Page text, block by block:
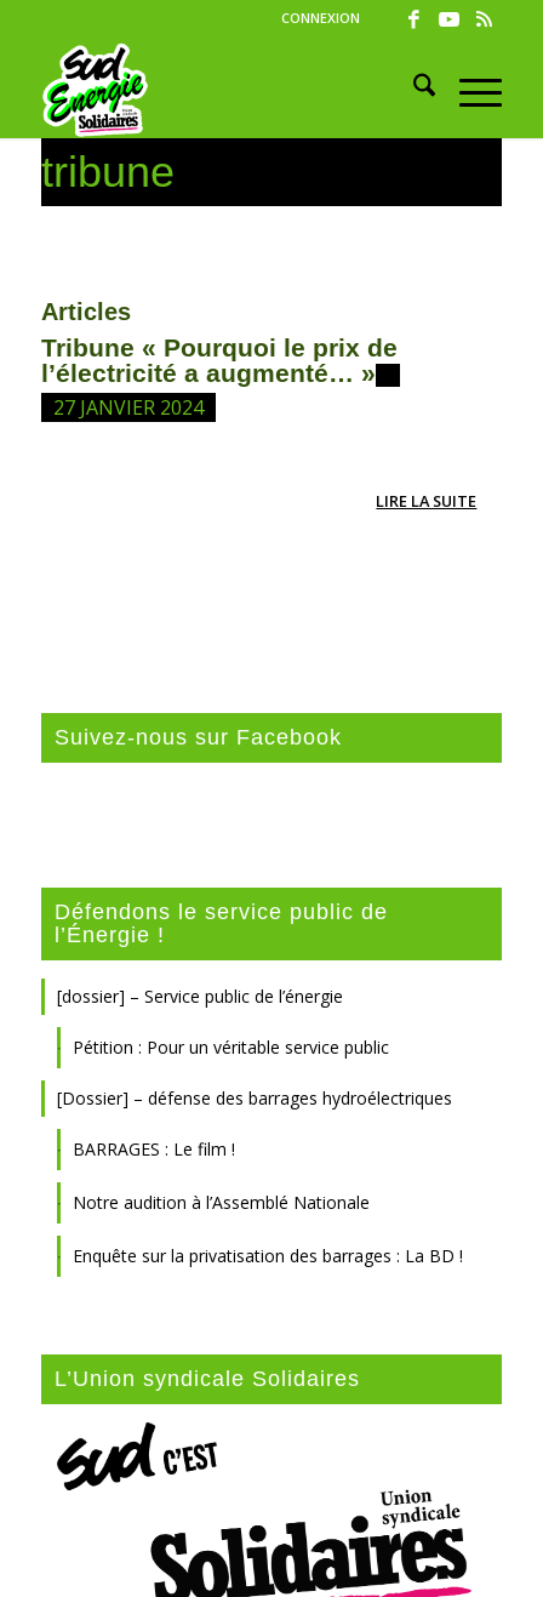
CONNEXION
tribune
Articles
Tribune « Pourquoi le prix de
l’électricité a augmenté… »
27 JANVIER 2024
LIRE LA SUITE
Suivez-nous sur Facebook
Défendons le service public de
l’Énergie !
[dossier] – Service public de l’énergie
Pétition : Pour un véritable service public
[Dossier] – défense des barrages hydroélectriques
BARRAGES : Le film !
Notre audition à l’Assemblé Nationale
Enquête sur la privatisation des barrages : La BD !
L’Union syndicale Solidaires